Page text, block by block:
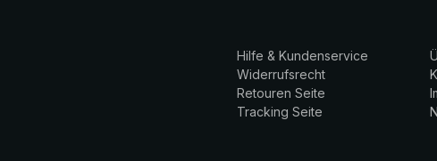
Hilfe & Kundenservice
Widerrufsrecht
Retouren Seite
Tracking Seite